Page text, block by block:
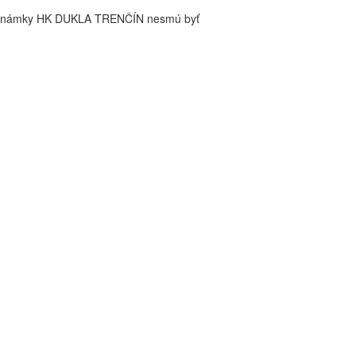
HK DUKLA TRENČÍN nesmú byť